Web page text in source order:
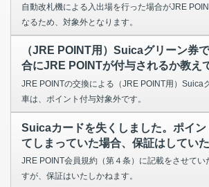
自動改札機による入出場を行った場合がJRE
なるため、対象外となります。
（JRE POINT用）Suicaグリーン券
合にJRE POINTが付与されるか教え
JRE POINTの交換による（JRE POINT用）Suica
車は、ポイント付与対象外です。
Suicaカードを失くしました。ポイン
てしまっていた場合、保証はしてい
JRE POINT会員規約（第４条）に記載をさせてい
すが、保証はいたしかねます。